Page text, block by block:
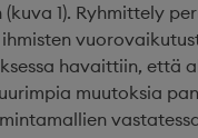
1). Ryhmittely
havaittiin, että
muutoksia